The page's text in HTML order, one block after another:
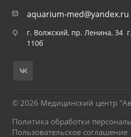
aquarium-med@yandex.ru
г. Волжский, пр. Ленина, 34
110б
© 2026 Медицинский центр
Политика обработки
Пользовательское соглашение